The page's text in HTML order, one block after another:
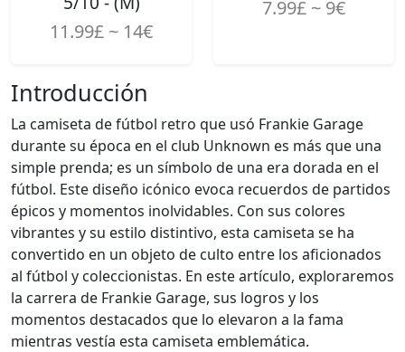
11.99£ ~ 14€
7.99£ ~ 9€
Introducción
La camiseta de fútbol retro que usó Frankie Garage
durante su época en el club Unknown es más que una
simple prenda; es un símbolo de una era dorada en el
fútbol. Este diseño icónico evoca recuerdos de partidos
épicos y momentos inolvidables. Con sus colores
vibrantes y su estilo distintivo, esta camiseta se ha
convertido en un objeto de culto entre los aficionados
al fútbol y coleccionistas. En este artículo, exploraremos
la carrera de Frankie Garage, sus logros y los
momentos destacados que lo elevaron a la fama
mientras vestía esta camiseta emblemática.